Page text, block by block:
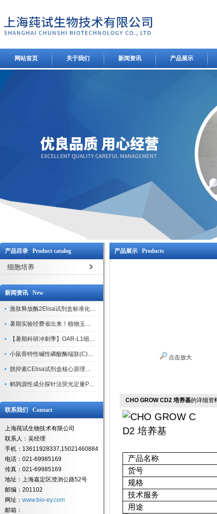
网站首页 关于我们 新闻资讯 产品展示
产品目录 Product catalog
细胞培养
新闻资讯 New
激肽释放酶2Elisa试剂盒标准化实验操作与质控体系解析
暑期实验经费省出来！植物玉米索核苷（ZR ）elisa酶联免疫试剂盒
【暑期科研冲刺季】OAR-L1细胞专用培养基特惠，助力实验高效突破
小鼠骨特性碱性磷酸酶端肽(C)elisa试剂盒大促，骨科研人速囤
胱抑素CElisa试剂盒核心原理、产品特性与全流程操作规范详解
鹌鹑源性成分探针法荧光定量PCR试剂盒特惠来袭
联系我们 Contact
上海莼试生物技术有限公司
联系人：吴经理
手机：13611928337,15021460884
电话：021-69985169
传真：021-69985169
地址：上海嘉定区澄浏公路52号
邮编：201102
网址： www.bio-ey.com
邮箱：
产品展示 Products
点击放大
CHO GROW CD2 培养基的详细资
产品名称
货号
规格
技术服务
用途